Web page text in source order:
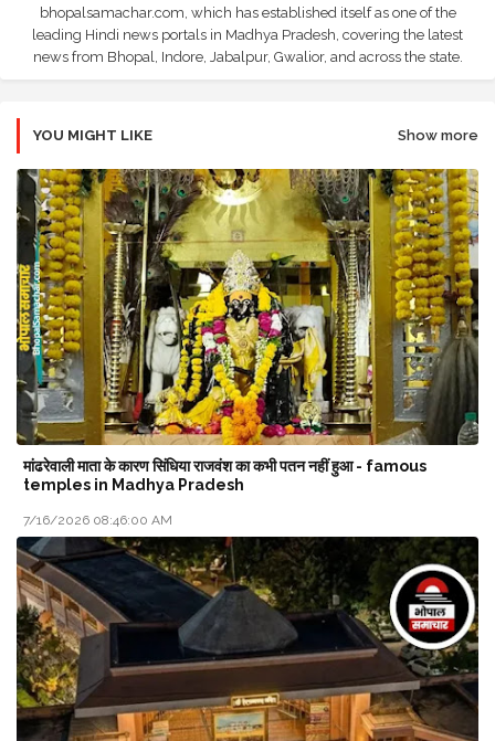
bhopalsamachar.com, which has established itself as one of the
leading Hindi news portals in Madhya Pradesh, covering the latest
news from Bhopal, Indore, Jabalpur, Gwalior, and across the state.
YOU MIGHT LIKE Show more
मांढरेवाली माता के कारण सिंधिया राजवंश का कभी पतन नहीं हुआ - famous
temples in Madhya Pradesh
7/16/2026 08:46:00 AM